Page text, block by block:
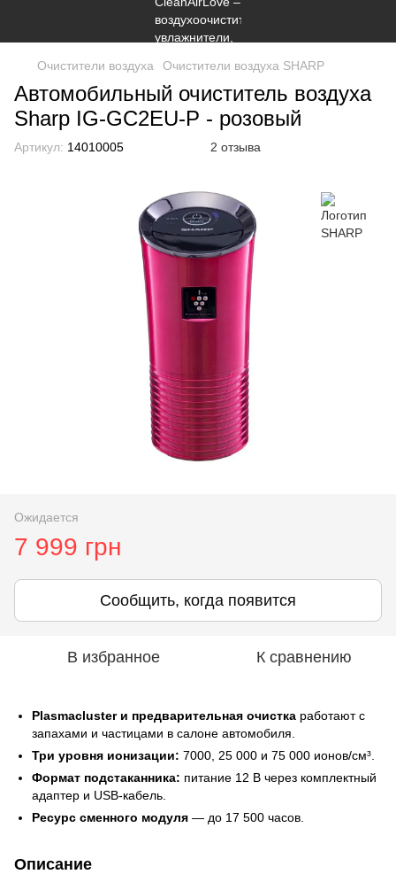
Очистители воздуха Очистители воздуха SHARP
Автомобильный очиститель воздуха
Sharp IG-GC2EU-P - розовый
Артикул: 14010005 2 отзыва
Ожидается
7 999 грн
Сообщить, когда появится
В избранное К сравнению
Plasmacluster и предварительная очистка работают с
запахами и частицами в салоне автомобиля.
Три уровня ионизации: 7000, 25 000 и 75 000 ионов/см³.
Формат подстаканника: питание 12 В через комплектный
адаптер и USB-кабель.
Ресурс сменного модуля — до 17 500 часов.
Описание